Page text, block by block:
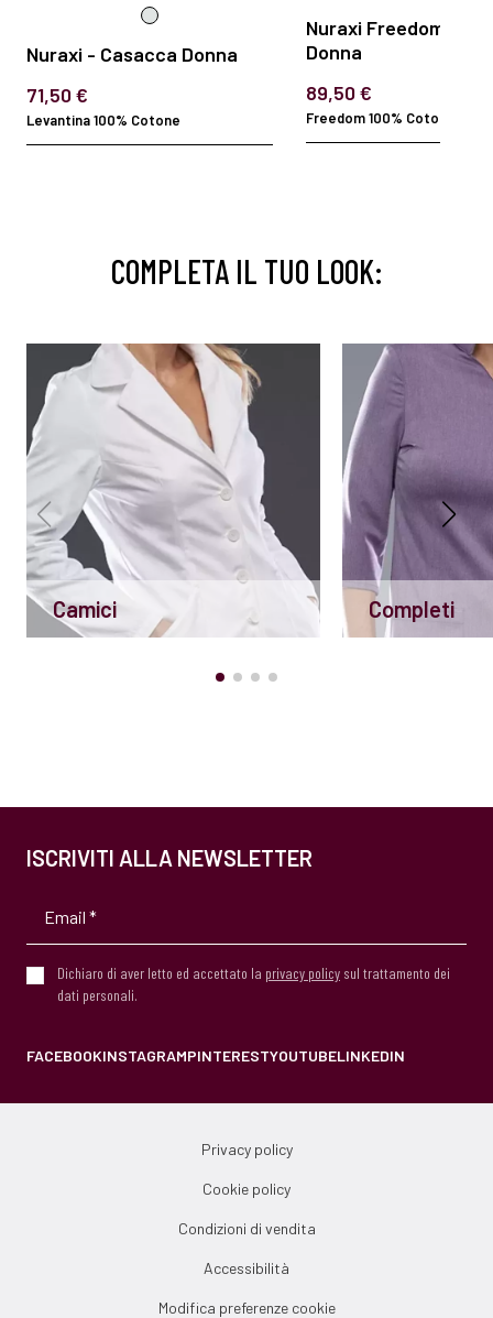
Nuraxi - Casacca Donna
71,50 €
Levantina 100% Cotone
Nuraxi Freedom -
Donna
89,50 €
Freedom 100% Cotone 130
COMPLETA IL TUO LOOK:
Camici Completi
ISCRIVITI ALLA NEWSLETTER
Dichiaro di aver letto ed accettato la privacy policy sul trattamento dei
dati personali.
FACEBOOKINSTAGRAMPINTERESTYOUTUBELINKEDIN
Privacy policy
Cookie policy
Condizioni di vendita
Accessibilità
Modifica preferenze cookie